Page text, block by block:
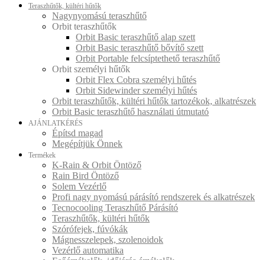
Teraszhűtők, kültéri hűtők
Nagynyomású teraszhűtő
Orbit teraszhűtők
Orbit Basic teraszhűtő alap szett
Orbit Basic teraszhűtő bővítő szett
Orbit Portable felcsíptethető teraszhűtő
Orbit személyi hűtők
Orbit Flex Cobra személyi hűtés
Orbit Sidewinder személyi hűtés
Orbit teraszhűtők, kültéri hűtők tartozékok, alkatrészek
Orbit Basic teraszhűtő használati útmutató
AJÁNLATKÉRÉS
Építsd magad
Megépítjük Önnek
Termékek
K-Rain & Orbit Öntöző
Rain Bird Öntöző
Solem Vezérlő
Profi nagy nyomású párásító rendszerek és alkatrészek
Tecnocooling Teraszhűtő Párásító
Teraszhűtők, kültéri hűtők
Szórófejek, fúvókák
Mágnesszelepek, szolenoidok
Vezérlő automatika